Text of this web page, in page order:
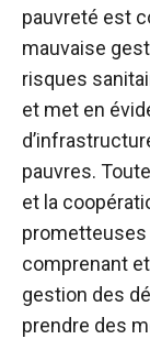
pauvreté est
mauvaise
risques
et met en
pauvres.
et la
prometteuses
comprenant
gestion des
prendre des